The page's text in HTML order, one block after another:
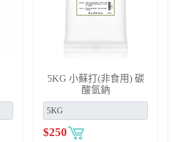
5KG 小蘇打(非食用) 碳
酸氫鈉
$250